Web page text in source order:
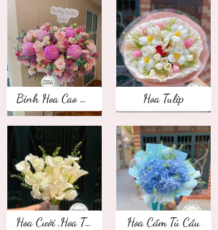
Bình Hoa Cao Cấp Hoa Tulip
Hoa Cưới ,Hoa Tay Cầm Cô Dâu Hoa Cẩm Tú Cầu